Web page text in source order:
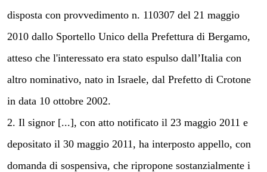
disposta con provvedimento n. 110307 del 21 maggio
2010 dallo Sportello Unico della Prefettura di Bergamo,
atteso che l'interessato era stato espulso dall’Italia con
altro nominativo, nato in Israele, dal Prefetto di Crotone
in data 10 ottobre 2002.
2. Il signor [...], con atto notificato il 23 maggio 2011 e
depositato il 30 maggio 2011, ha interposto appello, con
domanda di sospensiva, che ripropone sostanzialmente i